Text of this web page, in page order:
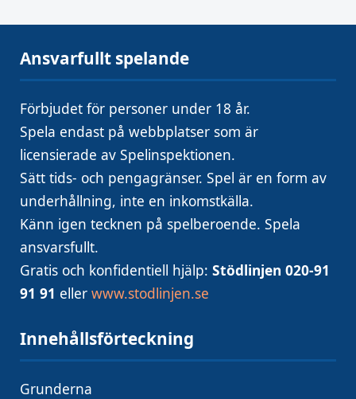
Ansvarfullt spelande
Förbjudet för personer under 18 år.
Spela endast på webbplatser som är
licensierade av Spelinspektionen.
Sätt tids- och pengagränser. Spel är en form av
underhållning, inte en inkomstkälla.
Känn igen tecknen på spelberoende. Spela
ansvarsfullt.
Gratis och konfidentiell hjälp: Stödlinjen 020‑91
91 91 eller www.stodlinjen.se
Innehållsförteckning
Grunderna